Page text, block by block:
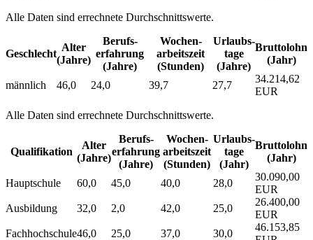
Alle Daten sind errechnete Durchschnittswerte.
Geschlecht
Alter
(Jahre)
Berufs­
erfahrung
(Jahre)
Wochen­
arbeitszeit
(Stunden)
Urlaubs­
tage
(Jahre)
Bruttolohn
(Jahr)
männlich 46,0 24,0 39,7 27,7
34.214,62
EUR
Alle Daten sind errechnete Durchschnittswerte.
Qualifikation
Alter
(Jahre)
Berufs­
erfahrung
(Jahre)
Wochen­
arbeitszeit
(Stunden)
Urlaubs­
tage
(Jahr)
Bruttolohn
(Jahr)
Hauptschule 60,0 45,0 40,0 28,0
30.090,00
EUR
Ausbildung
32,0 2,0 42,0 25,0
26.400,00
EUR
Fachhochschule46,0 25,0 37,0 30,0
46.153,85